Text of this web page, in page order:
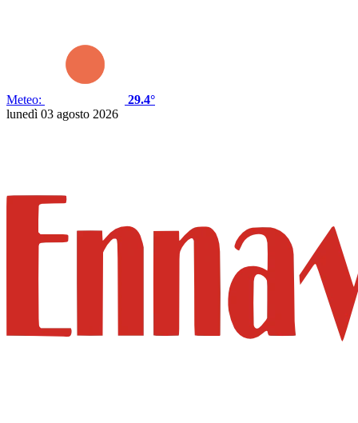
Meteo:
29.4°
lunedì 03 agosto 2026